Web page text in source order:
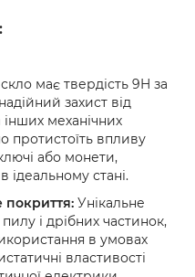
має твердість 9H за
захист від
інших механічних
впливу
або монети,
стані.
покриття: Унікальне
і дрібних частинок,
в умовах
властивості